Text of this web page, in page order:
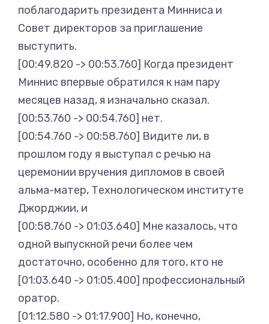
поблагодарить президента Минниса и
Совет директоров за приглашение
выступить.
[00:49.820 -> 00:53.760] Когда президент
Миннис впервые обратился к нам пару
месяцев назад, я изначально сказал.
[00:53.760 -> 00:54.760] нет.
[00:54.760 -> 00:58.760] Видите ли, в
прошлом году я выступал с речью на
церемонии вручения дипломов в своей
альма-матер, Технологическом институте
Джорджии, и
[00:58.760 -> 01:03.640] Мне казалось, что
одной выпускной речи более чем
достаточно, особенно для того, кто не
[01:03.640 -> 01:05.400] профессиональный
оратор.
[01:12.580 -> 01:17.900] Но, конечно,